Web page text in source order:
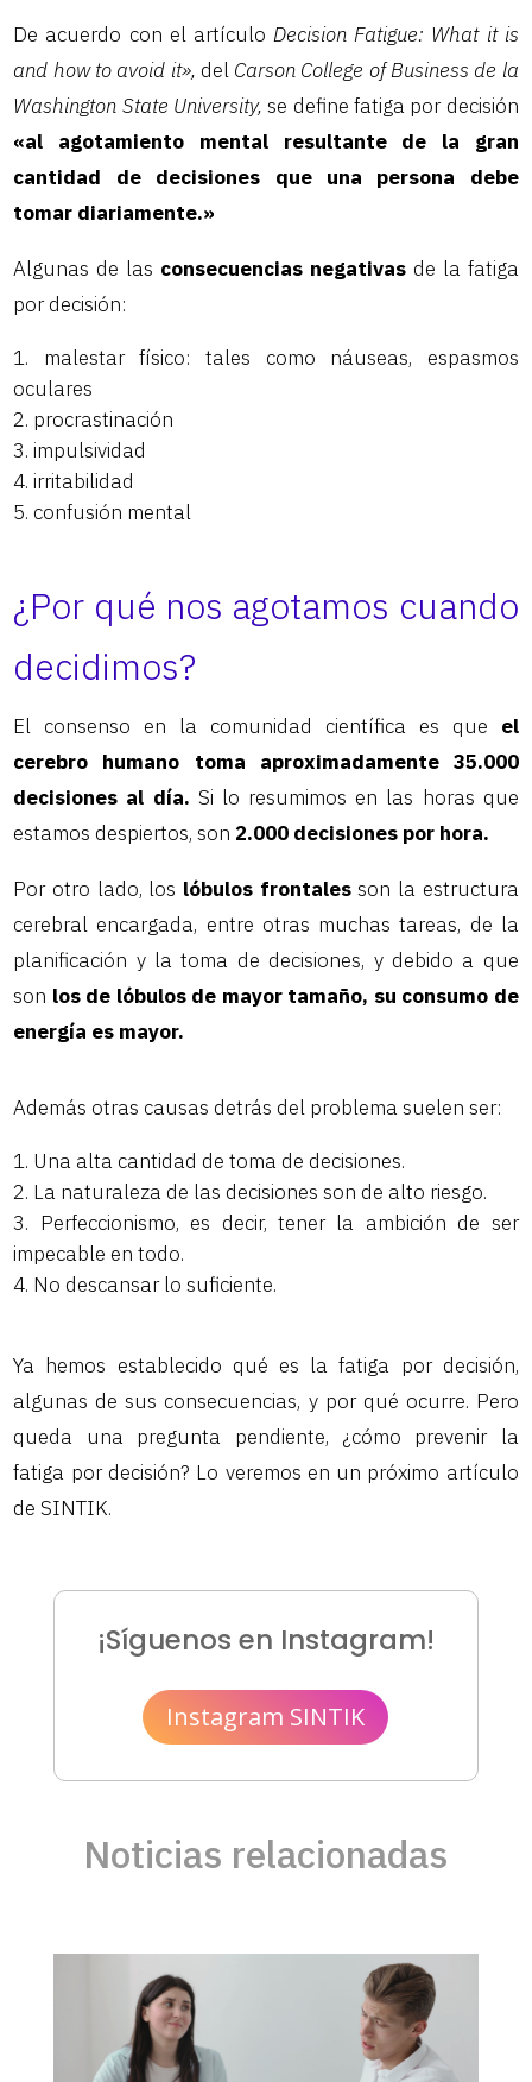
De acuerdo con el artículoDecision Fatigue: What it is
and how to avoid it», del Carson College of Business de la
Washington State University,se define fatiga por decisión
«al agotamiento mental resultante de la gran
cantidad de decisiones que una persona debe
tomar diariamente.»
Algunas de las consecuencias negativasde la fatiga
por decisión:
malestar físico: tales como náuseas, espasmos
oculares
procrastinación
impulsividad
irritabilidad
confusión mental
¿Por qué nos agotamos cuando
decidimos?
El consenso en la comunidad científica es que el
cerebro humano toma aproximadamente 35.000
decisiones al día. Si lo resumimos en las horas que
estamos despiertos, son 2.000 decisiones por hora.
Por otro lado, los lóbulos frontalesson la estructura
cerebral encargada, entre otras muchas tareas, de la
planificación y la toma de decisiones, y debido a que
son los de lóbulos de mayor tamaño, su consumo de
energía es mayor.
Además otras causas detrás del problema suelen ser:
Una alta cantidad de toma de decisiones.
La naturaleza de las decisiones son de alto riesgo.
Perfeccionismo, es decir, tener la ambición de ser
impecable en todo.
No descansar lo suficiente.
Ya hemos establecido qué es la fatiga por decisión,
algunas de sus consecuencias, y por qué ocurre. Pero
queda una pregunta pendiente, ¿cómo prevenir la
fatiga por decisión? Lo veremos en un próximo artículo
de SINTIK.
¡Síguenos en Instagram!
Instagram SINTIK
Noticias relacionadas